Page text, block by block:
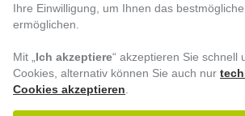
BESUCHEN SIE UNS
Ihre Einwilligung, um Ihnen das
ermöglichen.
Mit „ Ich akzeptiere“ akzeptieren Sie schnell
Cookies, alternativ können Sie auch nur
Cookies akzeptieren